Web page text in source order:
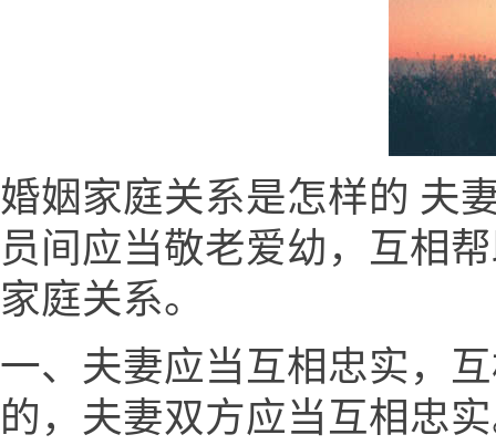
婚姻家庭关系是怎样的 夫
员间应当敬老爱幼，互相
家庭关系。
一、夫妻应当互相忠实，
的，夫妻双方应当互相忠